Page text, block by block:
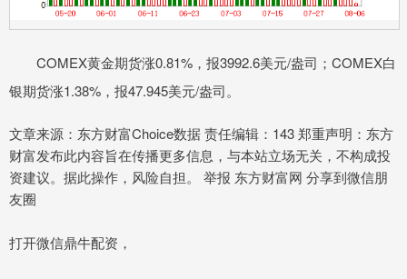
COMEX黄金期货涨0.81%，报3992.6美元/盎司；COMEX白
银期货涨1.38%，报47.945美元/盎司。
文章来源：东方财富Choice数据 责任编辑：143 郑重声明：东方
财富发布此内容旨在传播更多信息，与本站立场无关，不构成投
资建议。据此操作，风险自担。 举报 东方财富网 分享到微信朋
友圈
打开微信鼎牛配资，